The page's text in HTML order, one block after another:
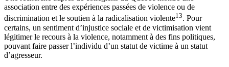
association entre des expériences passées de violence ou de
discrimination et le soutien à la radicalisation violente13. Pour
certains, un sentiment d’injustice sociale et de victimisation vient
légitimer le recours à la violence, notamment à des fins politiques,
pouvant faire passer l’individu d’un statut de victime à un statut
d’agresseur.